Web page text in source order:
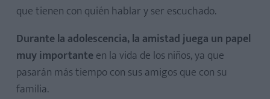
que tienen con quién hablar y ser escuchado.
Durante la adolescencia, la amistad juega un papel
muy importanteen la vida de los niños, ya que
pasarán más tiempo con sus amigos que con su
familia.